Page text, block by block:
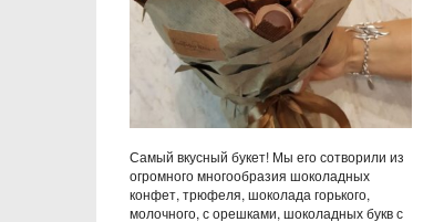
Самый вкусный букет! Мы его сотворили из
огромного многообразия шоколадных
конфет, трюфеля, шоколада горького,
молочного, с орешками, шоколадных букв с